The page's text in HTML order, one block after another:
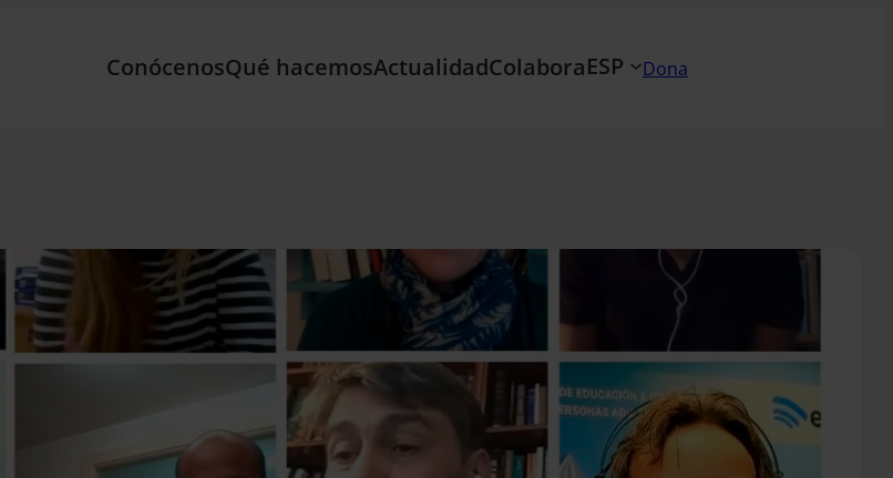
ConócenosQué hacemosActualidadColaboraESP Dona